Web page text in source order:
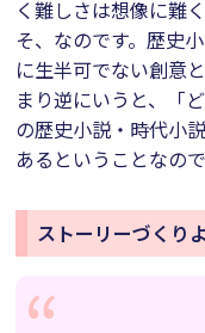
く難しさは想像に難
そ、なのです。歴史
に生半可でない創意
まり逆にいうと、「
の歴史小説・時代小
あるということなので
ストーリーづくり